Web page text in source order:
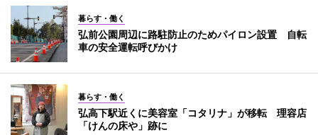
暮らす・働く
弘前公園周辺に路駐防止のためパイロン設置 自転
車の安全運転呼びかけ
暮らす・働く
弘高下駅近くに美容室「コタリナ」が移転 理容店
「けんの床や」跡に